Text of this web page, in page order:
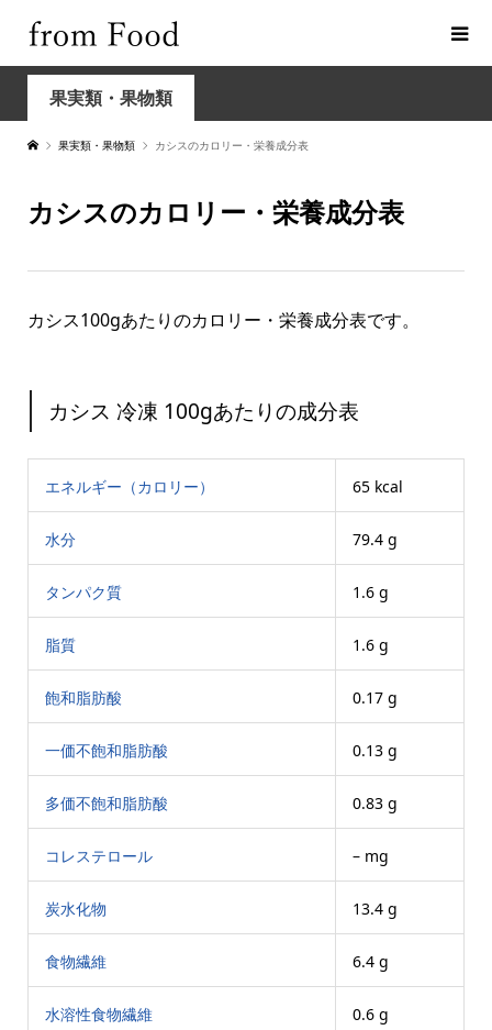
果実類・果物類
果実類・果物類 カシスのカロリー・栄養成分表
カシスのカロリー・栄養成分表
カシス100gあたりのカロリー・栄養成分表です。
カシス 冷凍 100gあたりの成分表
エネルギー（カロリー） 65 kcal
水分 79.4 g
タンパク質 1.6 g
脂質 1.6 g
飽和脂肪酸 0.17 g
一価不飽和脂肪酸 0.13 g
多価不飽和脂肪酸 0.83 g
コレステロール – mg
炭水化物 13.4 g
食物繊維 6.4 g
水溶性食物繊維 0.6 g